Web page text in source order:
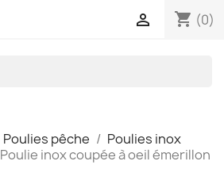
shopping_cart (0)

Poulies pêche
Poulies inox
Poulie inox coupée à oeil émerillon